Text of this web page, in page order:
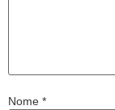
Nome *